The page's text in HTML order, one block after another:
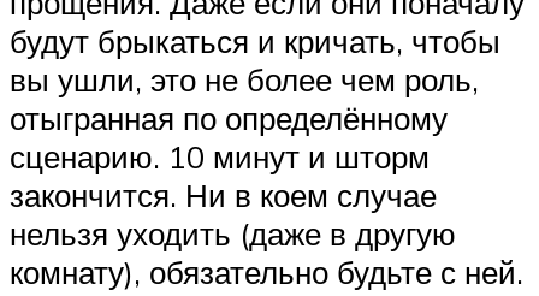
будут брыкаться и кричать, чтобы
вы ушли, это не более чем роль,
отыгранная по определённому
сценарию. 10 минут и шторм
закончится. Ни в коем случае
нельзя уходить (даже в другую
комнату), обязательно будьте с ней.